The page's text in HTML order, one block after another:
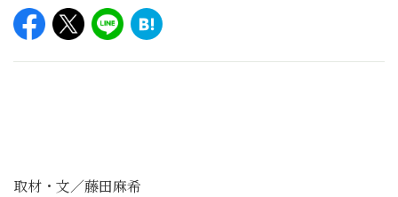
取材・文／藤田麻希